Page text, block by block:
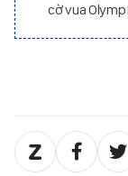
cờ vua